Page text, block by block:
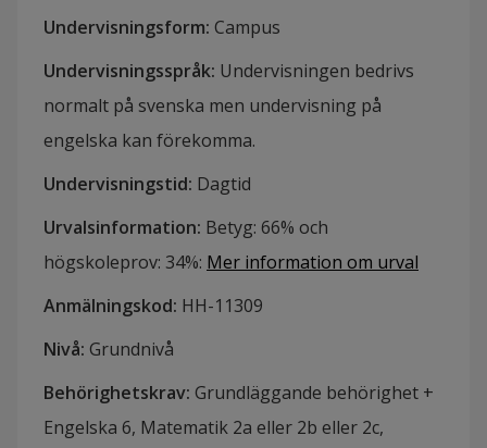
Undervisningsform: Campus
Undervisningsspråk: Undervisningen bedrivs
normalt på svenska men undervisning på
engelska kan förekomma.
Undervisningstid: Dagtid
Urvalsinformation: Betyg: 66% och
högskoleprov: 34%: Mer information om urval
Anmälningskod: HH-11309
Nivå: Grundnivå
Behörighetskrav: Grundläggande behörighet +
Engelska 6, Matematik 2a eller 2b eller 2c,